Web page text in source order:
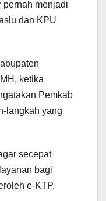
pernah menjadi
dan KPU
ketika
Pemkab
langkah yang
secepat
bagi
e-KTP.